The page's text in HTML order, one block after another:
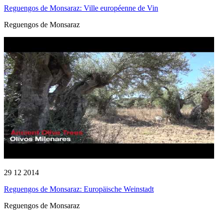
Reguengos de Monsaraz: Ville européenne de Vin
Reguengos de Monsaraz
29 12 2014
Reguengos de Monsaraz: Europäische Weinstadt
Reguengos de Monsaraz